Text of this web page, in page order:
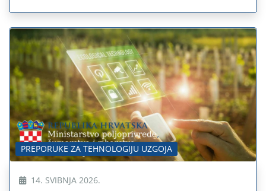
PREPORUKE ZA TEHNOLOGIJU UZGOJA
14. SVIBNJA 2026.